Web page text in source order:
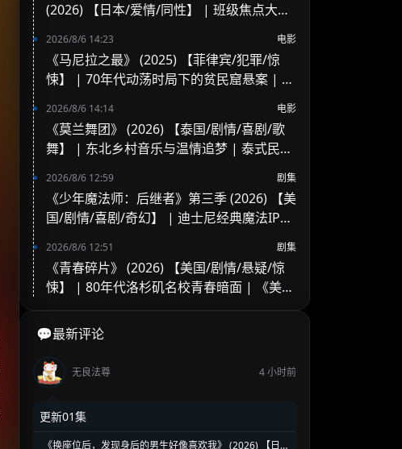
(2026) 【日本/爱情/同性】 | 班级焦点大帅
高甜校园BL
2026/8/6 14:23 电影
《马尼拉之最》 (2025) 【菲律宾/犯罪/惊
悚】 | 70年代动荡时局下的贫民窟悬案 | 菲
2026/8/6 14:14 电影
《莫兰舞团》 (2026) 【泰国/剧情/喜剧/歌
舞】 | 东北乡村音乐与温情追梦 | 泰式民谣
2026/8/6 12:59 剧集
《少年魔法师：后继者》第三季 (2026) 【美
国/剧情/喜剧/奇幻】 | 迪士尼经典魔法IP终
2026/8/6 12:51 剧集
《青春碎片》 (2026) 【美国/剧情/悬疑/惊
悚】 | 80年代洛杉矶名校青春暗面 | 《美国
💬最新评论
无良法尊 4 小时前
更新01集
《换座位后，发现身后的男生好像喜欢我》 (2026) 【日